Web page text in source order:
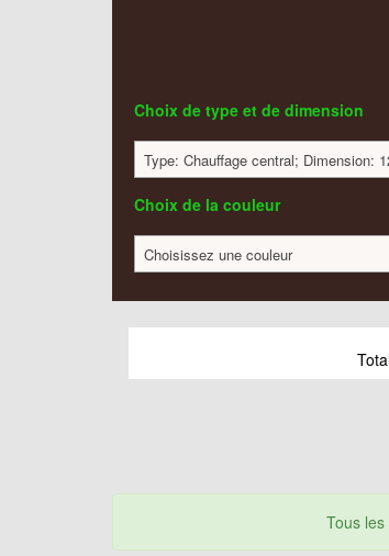
Choix de type et de dimension
Type: Chauffage central; Dimension:
Choix de la couleur
Choisissez une couleur
Tous